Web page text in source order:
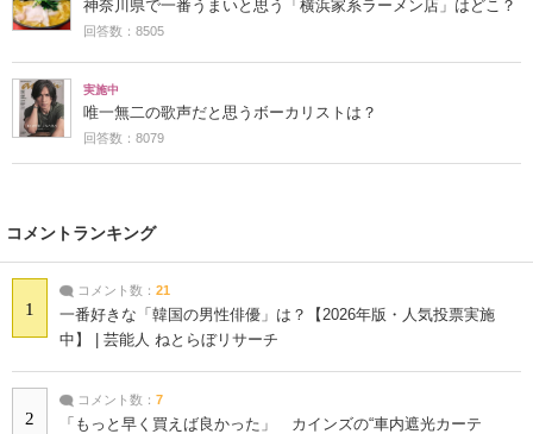
神奈川県で一番うまいと思う「横浜家系ラーメン店」はどこ？
回答数：8505
実施中
唯一無二の歌声だと思うボーカリストは？
回答数：8079
コメントランキング
1
コメント数： 21
一番好きな「韓国の男性俳優」は？【2026年版・人気投票実施
中】 | 芸能人 ねとらぼリサーチ
2
コメント数： 7
「もっと早く買えば良かった」 カインズの“車内遮光カーテ